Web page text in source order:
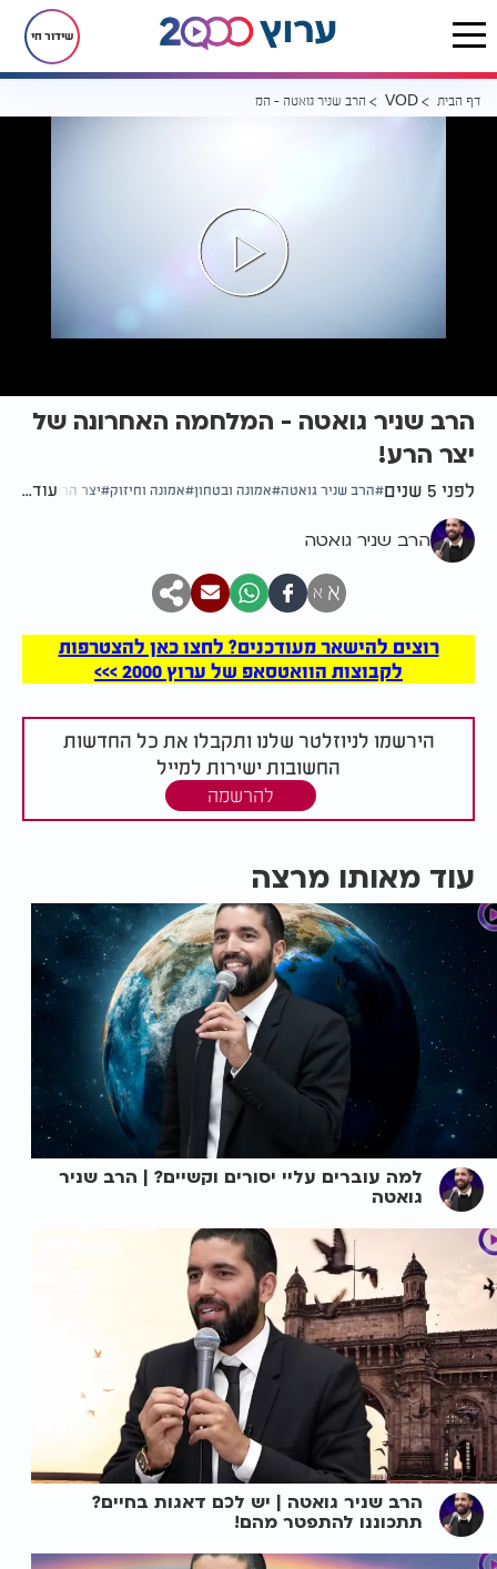
שידור חי
דף הבית VOD הרב שניר גואטה - המלחמה האחרונה של יצר הרע!
הרב שניר גואטה - המלחמה האחרונה של
יצר הרע!
לפני 5 שנים הרב שניר גואטה אמונה ובטחון אמונה וחיזוק יצר הרעעוד...
הרב שניר גואטה
א א
רוצים להישאר מעודכנים? לחצו כאן להצטרפות
לקבוצות הוואטסאפ של ערוץ 2000 >>>
הירשמו לניוזלטר שלנו ותקבלו את כל החדשות
החשובות ישירות למייל
להרשמה
עוד מאותו מרצה
למה עוברים עליי יסורים וקשיים? | הרב שניר
גואטה
הרב שניר גואטה | יש לכם דאגות בחיים?
תתכוננו להתפטר מהם!